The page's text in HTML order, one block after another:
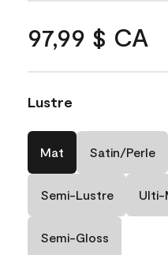
97,99 $ CA
Lustre
Mat Satin/Perle
Semi-Lustre Ulti-
Semi-Gloss